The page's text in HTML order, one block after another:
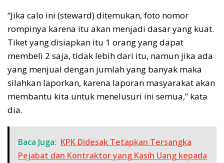
“Jika calo ini (steward) ditemukan, foto nomor
rompinya karena itu akan menjadi dasar yang kuat.
Tiket yang disiapkan itu 1 orang yang dapat
membeli 2 saja, tidak lebih dari itu, namun jika ada
yang menjual dengan jumlah yang banyak maka
silahkan laporkan, karena laporan masyarakat akan
membantu kita untuk menelusuri ini semua,” kata
dia.
Baca Juga: KPK Didesak Tetapkan Tersangka
Pejabat dan Kontraktor yang Kasih Uang kepada